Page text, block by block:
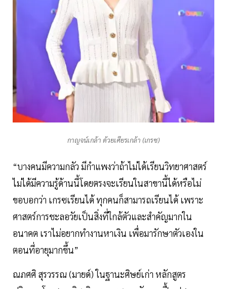
กาญจน์เกล้า ด้วยเศียรเกล้า (เกรซ)
“บางคนมีความกลัว มีกำแพงว่าถ้าไม่ได้เรียนวิทยาศาสตร์
ไม่ได้มีความรู้ด้านนี้โดยตรงจะเรียนในสาขานี้ได้หรือไม่
ขอบอกว่า เกรซเรียนได้ ทุกคนก็สามารถเรียนได้ เพราะ
ศาสตร์การชะลอวัยเป็นสิ่งที่ใกล้ตัวและสำคัญมากใน
อนาคต เราไม่อยากทำงานหาเงิน เพื่อมารักษาตัวเองใน
ตอนที่อายุมากขึ้น”
ณภศศิ สุรวรรณ (มายด์) ในฐานะศิษย์เก่า หลักสูตร